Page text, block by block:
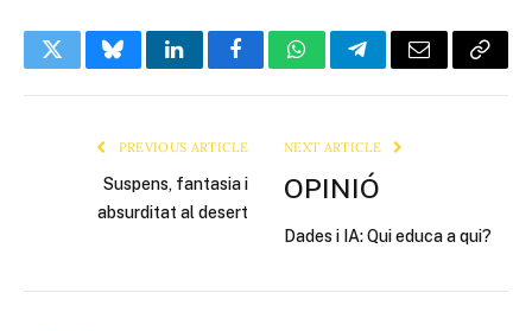
TwitterBlueskyLinkedInFacebookWhatsAppTelegramEmail Copy
PREVIOUS ARTICLE
Suspens, fantasia i
absurditat al desert
NEXT ARTICLE
OPINIÓ
Dades i IA: Qui educa a qui?